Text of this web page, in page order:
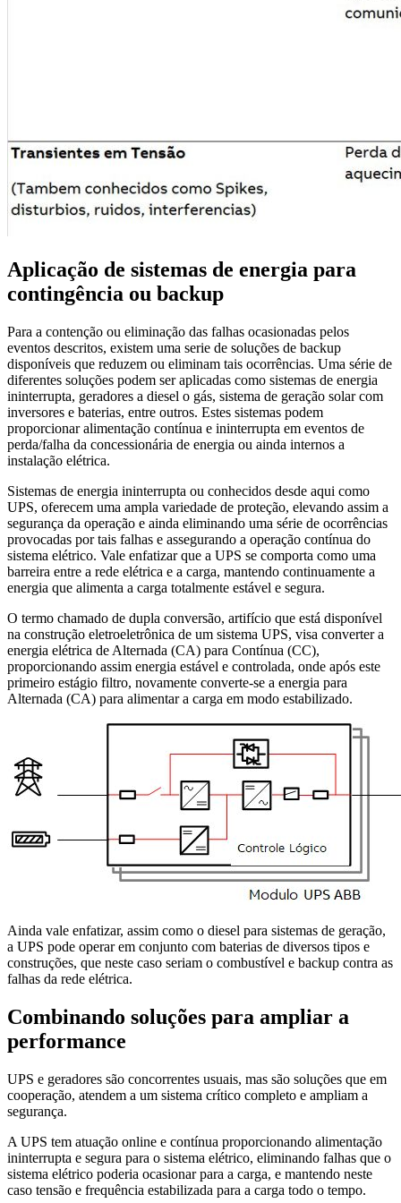
Aplicação de sistemas de energia para
contingência ou backup
Para a contenção ou eliminação das falhas ocasionadas pelos
eventos descritos, existem uma serie de soluções de backup
disponíveis que reduzem ou eliminam tais ocorrências. Uma série de
diferentes soluções podem ser aplicadas como sistemas de energia
ininterrupta, geradores a diesel o gás, sistema de geração solar com
inversores e baterias, entre outros. Estes sistemas podem
proporcionar alimentação contínua e ininterrupta em eventos de
perda/falha da concessionária de energia ou ainda internos a
instalação elétrica.
Sistemas de energia ininterrupta ou conhecidos desde aqui como
UPS, oferecem uma ampla variedade de proteção, elevando assim a
segurança da operação e ainda eliminando uma série de ocorrências
provocadas por tais falhas e assegurando a operação contínua do
sistema elétrico. Vale enfatizar que a UPS se comporta como uma
barreira entre a rede elétrica e a carga, mantendo continuamente a
energia que alimenta a carga totalmente estável e segura.
O termo chamado de dupla conversão, artifício que está disponível
na construção eletroeletrônica de um sistema UPS, visa converter a
energia elétrica de Alternada (CA) para Contínua (CC),
proporcionando assim energia estável e controlada, onde após este
primeiro estágio filtro, novamente converte-se a energia para
Alternada (CA) para alimentar a carga em modo estabilizado.
Ainda vale enfatizar, assim como o diesel para sistemas de geração,
a UPS pode operar em conjunto com baterias de diversos tipos e
construções, que neste caso seriam o combustível e backup contra as
falhas da rede elétrica.
Combinando soluções para ampliar a
performance
UPS e geradores são concorrentes usuais, mas são soluções que em
cooperação, atendem a um sistema crítico completo e ampliam a
segurança.
A UPS tem atuação online e contínua proporcionando alimentação
ininterrupta e segura para o sistema elétrico, eliminando falhas que o
sistema elétrico poderia ocasionar para a carga, e mantendo neste
caso tensão e frequência estabilizada para a carga todo o tempo.